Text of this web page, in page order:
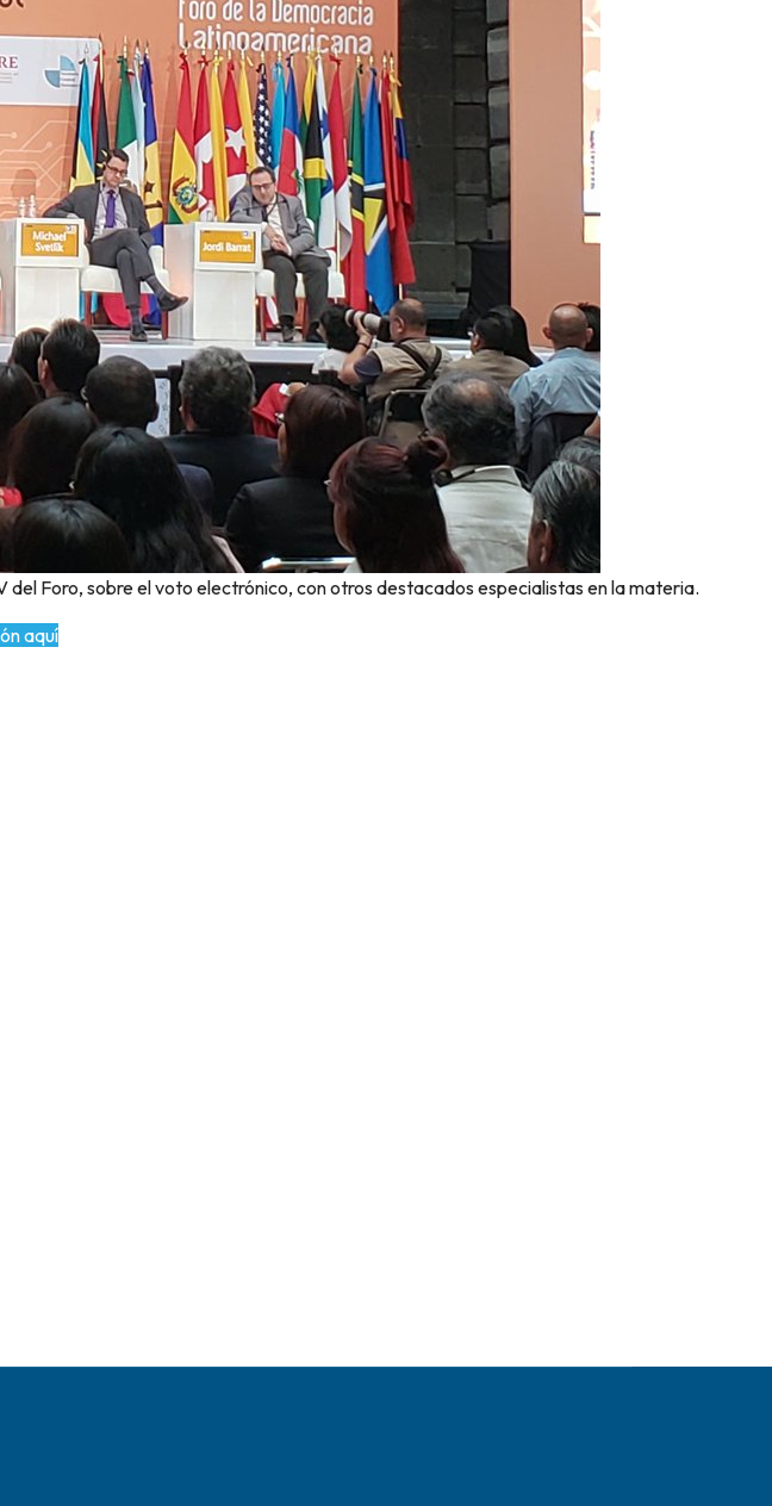
Foro, sobre el voto electrónico, con otros destacados especialistas en la materia.
aquí